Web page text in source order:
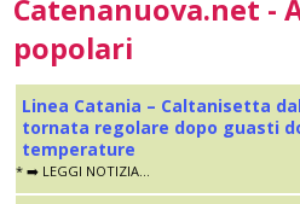
Catenanuova.net -
popolari
Linea Catania – Caltanisetta
tornata regolare dopo guasti
temperature
* ➡️ LEGGI NOTIZIA...